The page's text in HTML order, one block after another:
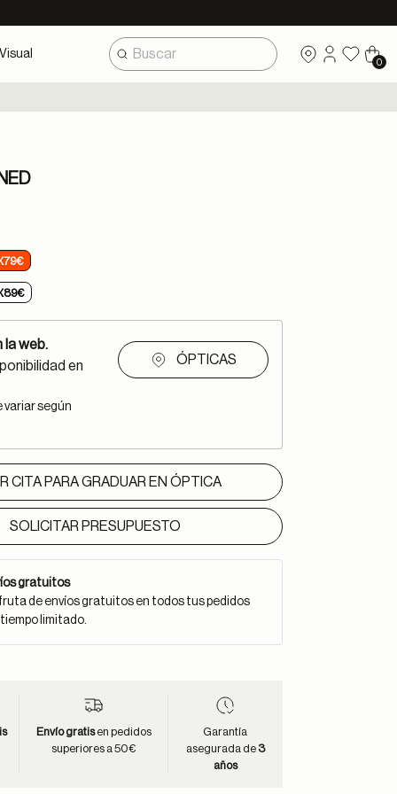
0
la web.
en
variar según
ÓPTICAS
CITA PARA GRADUAR EN ÓPTICA
SOLICITAR PRESUPUESTO
gratuitos
de envíos gratuitos en todos tus pedidos
limitado.
Envío gratisen pedidos
superiores a 50€
Garantía
asegurada de 3
años